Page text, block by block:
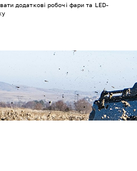
додаткові робочі фари та LED-